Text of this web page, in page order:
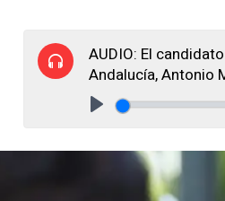
AUDIO: El
Andalucía, Antonio